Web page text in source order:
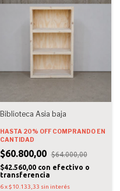
Biblioteca Asia baja
HASTA 20% OFF COMPRANDO EN
CANTIDAD
$60.800,00 $64.000,00
$42.560,00 con efectivo o
transferencia
6 x$10.133,33 sin interés